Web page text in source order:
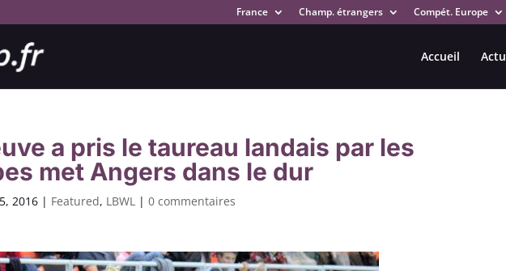
France Champ. étrangers Compét. Europe
Accueil Actu
a pris le taureau landais par les
met Angers dans le dur
2016 | Featured, LBWL |0 commentaires